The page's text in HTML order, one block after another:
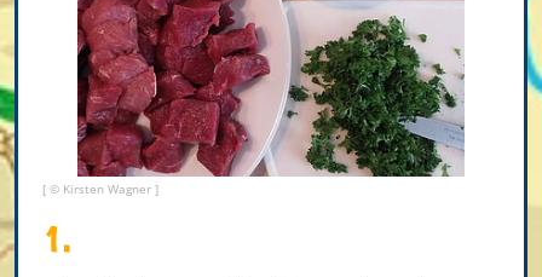
[ © Kirsten Wagner ]
1.